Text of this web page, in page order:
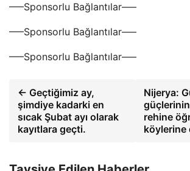
—–Sponsorlu Bağlantılar—–
—–Sponsorlu Bağlantılar—–
—–Sponsorlu Bağlantılar—–
← Geçtiğimiz ay,
şimdiye kadarki en
sıcak Şubat ayı olarak
kayıtlara geçti.
Nijerya:
güçlerinin
rehine